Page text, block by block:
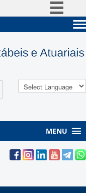
Participe
Legislação
Unidades acadêmicas
Estude na UnB
Administração
Servidor
MENU